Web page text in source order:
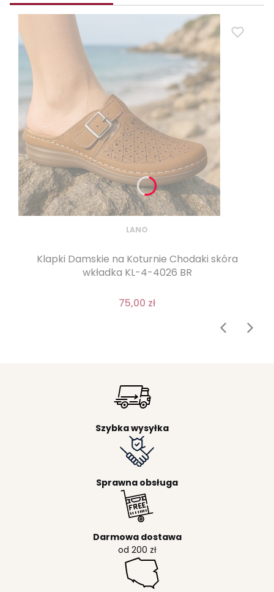
LANO
Klapki Damskie na Koturnie Chodaki skóra
wkładka KL-4-4026 BR
75,00 zł
Szybka wysyłka
Sprawna obsługa
Darmowa dostawa
od 200 zł